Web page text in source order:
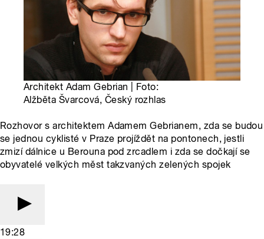
Architekt Adam Gebrian | Foto:
Alžběta Švarcová, Český rozhlas
Rozhovor s architektem Adamem Gebrianem, zda se budou
se jednou cyklisté v Praze projíždět na pontonech, jestli
zmizí dálnice u Berouna pod zrcadlem i zda se dočkají se
obyvatelé velkých měst takzvaných zelených spojek
19:28